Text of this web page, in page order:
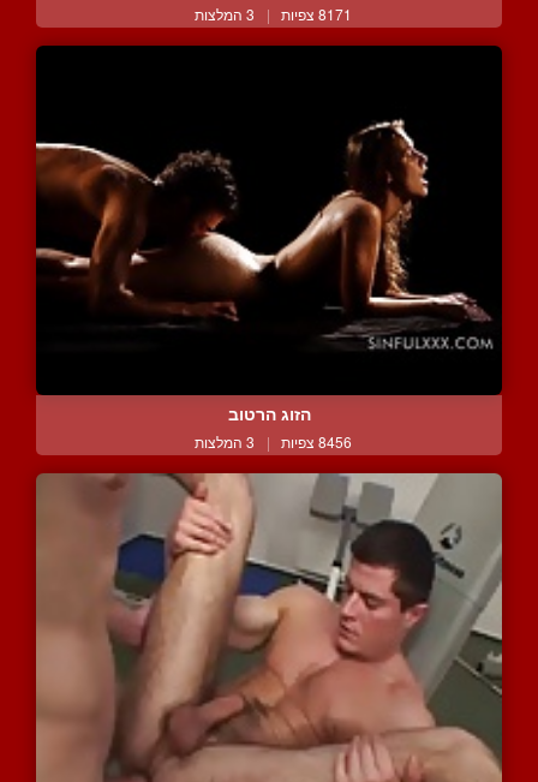
8171 צפיות | 3 המלצות
הזוג הרטוב
8456 צפיות | 3 המלצות